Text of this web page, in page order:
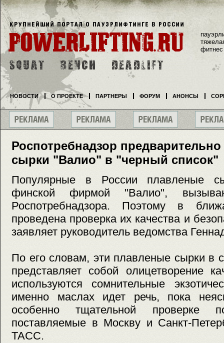
Роспотребнадзор
сырки "Валио" в "черный список"
Популярные в России плавленые
финской фирмой "Валио",
Роспотребнадзора. Поэтому в
проведена проверка их качества и
заявляет руководитель ведомства
По его словам, эти плавленые сырки в
представляет собой олицетворение
используются сомнительные
именно маслах идет речь, пока
особенно тщательной проверке
поставляемые в Москву и Санкт-
ТАСС.
фитнес
НОВОСТИ О ПРОЕКТЕ ПАРТНЕРЫ ФОРУМ АНОНСЫ